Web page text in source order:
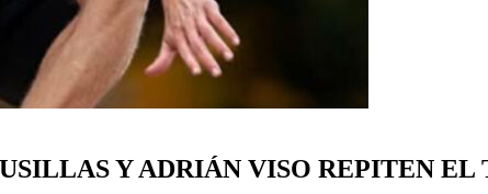
Y ADRIÁN VISO REPITEN